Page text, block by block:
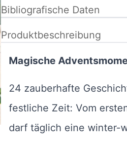
Bibliografische Daten
Produktbeschreibung
Magische
24 zauberhafte
festliche Zeit: Vom
darf täglich eine winter-